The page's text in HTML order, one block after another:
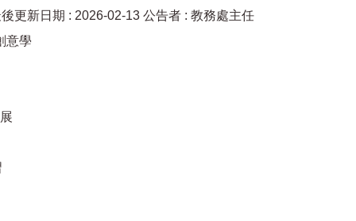
更新日期 : 2026-02-13 公告者 : 教務處主任
意學